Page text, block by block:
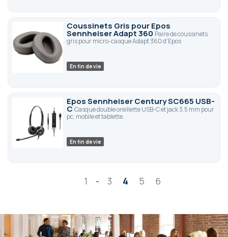
Coussinets Gris pour Epos
Sennheiser Adapt 360 Paire de coussinets
gris pour micro-casque Adapt 360 d'Epos
En fin de vie
Epos Sennheiser Century SC665 USB-
CCasque double oreillette USB-C et jack 3.5 mm pour
pc, mobile et tablette.
En fin de vie
1 - 3 4 5 6